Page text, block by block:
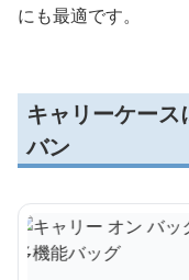
にも最適です。
キャリーケー
バン